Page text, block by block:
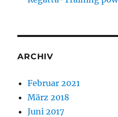
ARCHIV
Februar 2021
März 2018
Juni 2017